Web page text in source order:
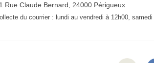
Rue Claude Bernard, 24000 Périgueux
du courrier : lundi au vendredi à 12h00, samedi